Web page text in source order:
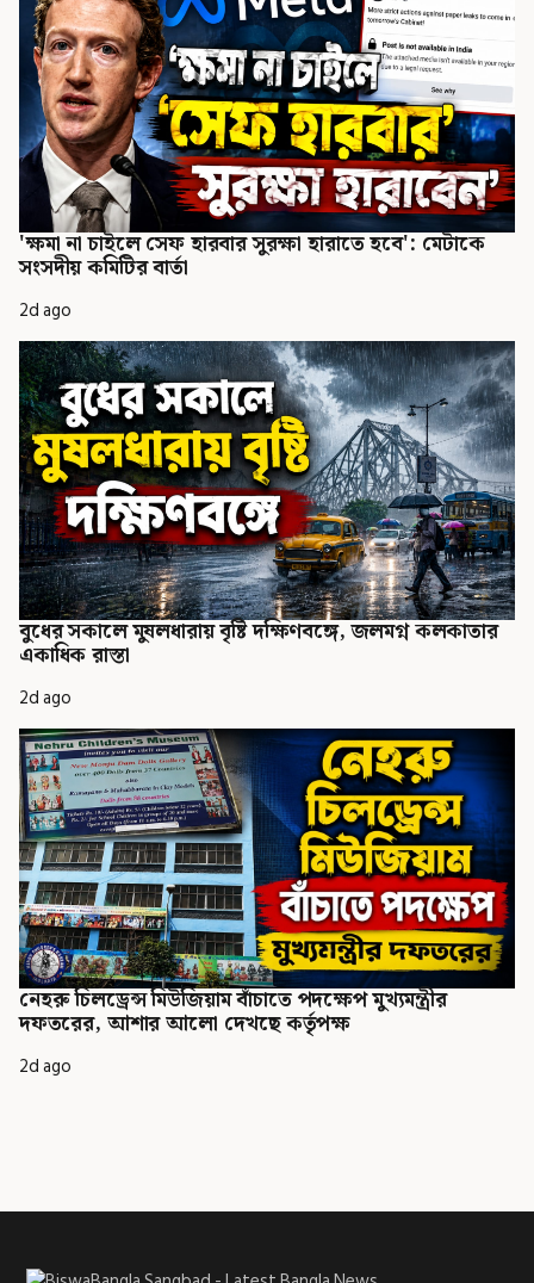
'ক্ষমা না চাইলে সেফ হারবার সুরক্ষা হারাতে হবে': মেটাকে
সংসদীয় কমিটির বার্তা
2d ago
বুধের সকালে মুষলধারায় বৃষ্টি দক্ষিণবঙ্গে, জলমগ্ন কলকাতার
একাধিক রাস্তা
2d ago
নেহরু চিলড্রেন্স মিউজিয়াম বাঁচাতে পদক্ষেপ মুখ্যমন্ত্রীর
দফতরের, আশার আলো দেখছে কর্তৃপক্ষ
2d ago